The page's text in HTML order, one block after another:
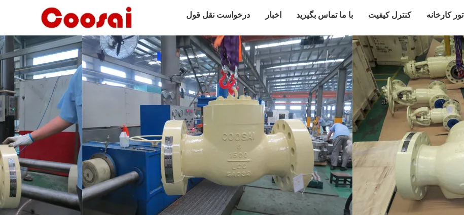
تور کارخانه کنترل کیفیت با ما تماس بگیرید اخبار درخواست نقل قول